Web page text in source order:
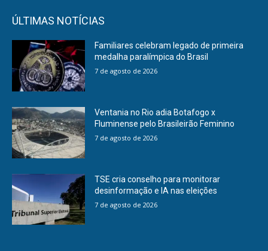
ÚLTIMAS NOTÍCIAS
Familiares celebram legado de primeira
medalha paralímpica do Brasil
7 de agosto de 2026
Ventania no Rio adia Botafogo x
Fluminense pelo Brasileirão Feminino
7 de agosto de 2026
TSE cria conselho para monitorar
desinformação e IA nas eleições
7 de agosto de 2026